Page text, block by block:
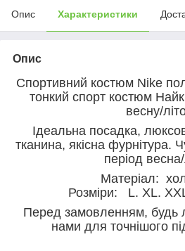
Опис Характеристики
Опис
Спортивний костюм Nike
тонкий спорт костюм
весну/
Ідеальна посадка,
тканина, якісна фурнітура.
період весна/
Матеріал:
Розміри: L. XL.
Перед замовленням, будь
нами для точнішого